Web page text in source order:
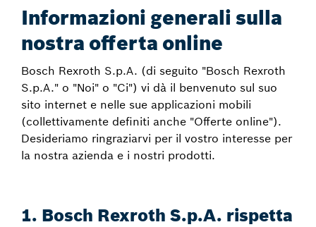
Informazioni generali sulla
nostra offerta online
Bosch Rexroth S.p.A. (di seguito "Bosch Rexroth
S.p.A." o "Noi" o "Ci") vi dà il benvenuto sul suo
sito internet e nelle sue applicazioni mobili
(collettivamente definiti anche "Offerte online").
Desideriamo ringraziarvi per il vostro interesse per
la nostra azienda e i nostri prodotti.
1. Bosch Rexroth S.p.A. rispetta